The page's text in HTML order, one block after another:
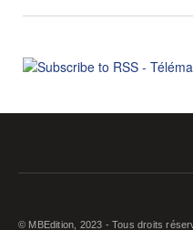
© MBEdition, 2023 - Tous droits